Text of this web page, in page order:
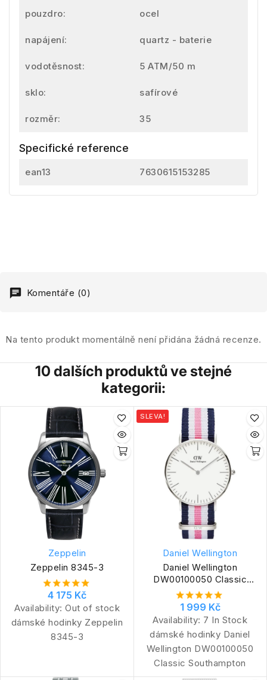
pouzdro: ocel
napájení: quartz - baterie
vodotěsnost: 5 ATM/50 m
sklo: safírové
rozměr: 35
Specifické reference
ean13 7630615153285
Komentáře (0)
Na tento produkt momentálně není přidána žádná recenze.
10 dalších produktů ve stejné
kategorii:
Zeppelin
Zeppelin 8345-3
4 175 Kč
Availability: Out of stock
dámské hodinky Zeppelin
8345-3
SLEVA!
Daniel Wellington
Daniel Wellington
DW00100050 Classic
Southampton
1 999 Kč
Availability: 7 In Stock
dámské hodinky Daniel
Wellington DW00100050
Classic Southampton